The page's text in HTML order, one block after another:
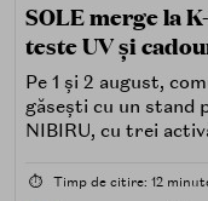
SOLE merge la
teste UV și
Pe 1 și 2 august,
găsești cu un stand
NIBIRU, cu trei
⏱️ Timp de citire: 12